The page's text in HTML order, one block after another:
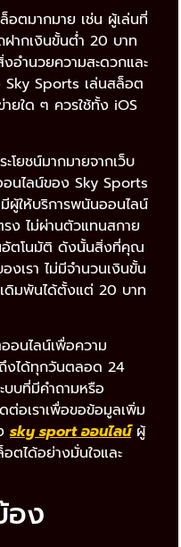
อตมากมาย เช่น ผู้เล่นที่
ากเงินขั้นต่ำ 20 บาท
ำนวยความสะดวกและ
Sports เล่นสล็อต
ยใด ๆ ควรใช้ทั้ง iOS
โยชน์มากมายจากเว็บ
นไลน์ของ Sky Sports
ให้บริการพนันออนไลน์
ง ไม่ผ่านตัวแทนสกาย
อัตโนมัติ ดังนั้นสิ่งที่คุณ
งเรา ไม่มีจำนวนเงินขั้น
ดิมพันได้ตั้งแต่ 20 บาท
อนไลน์เพื่อความ
งได้ทุกวันตลอด 24
บที่มีคำถามหรือ
อเราเพื่อขอข้อมูลเพิ่ม
sky sport ออนไลน์ผู้
ตได้อย่างมั่นใจและ
อง